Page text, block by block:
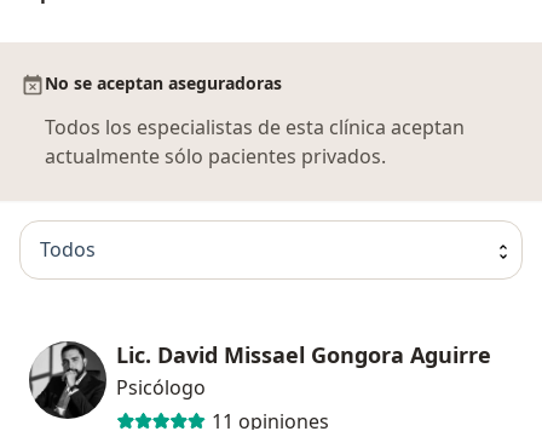
No se aceptan aseguradoras
Todos los especialistas de esta clínica aceptan
actualmente sólo pacientes privados.
Todos
Lic. David Missael Gongora Aguirre
Psicólogo
11 opiniones